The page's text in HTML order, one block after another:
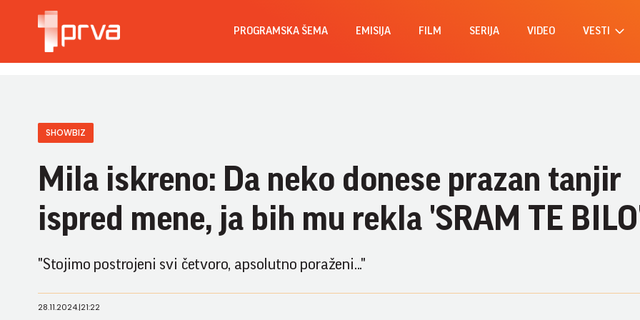
PROGRAMSKA ŠEMA EMISIJA FILM SERIJA VIDEO VESTI
SHOWBIZ
Mila iskreno: Da neko donese prazan tanjir
ispred mene, ja bih mu rekla 'SRAM TE
"Stojimo postrojeni svi četvoro, apsolutno poraženi..."
28.11.2024.|21:22